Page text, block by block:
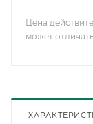
Цена
может